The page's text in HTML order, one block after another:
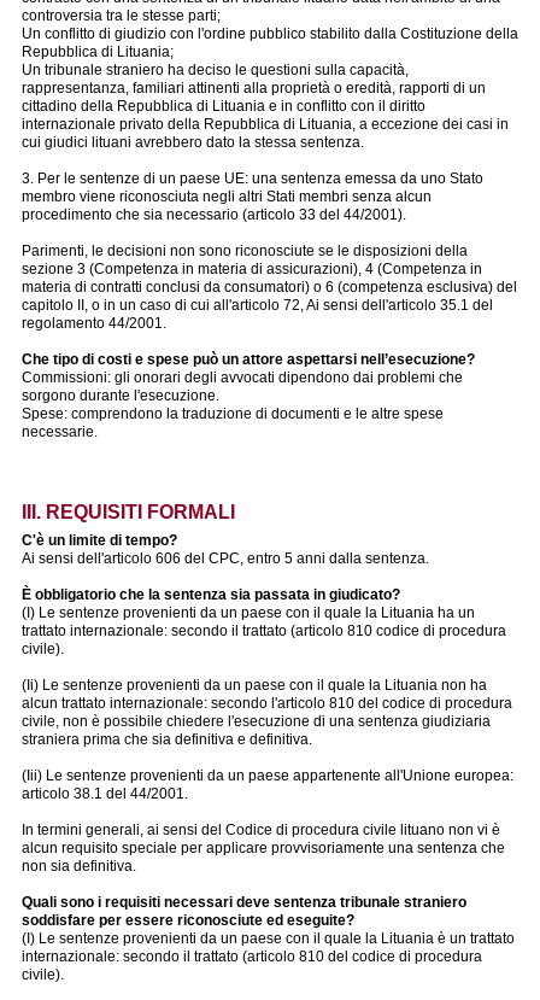
controversia tra le stesse parti;
Un conflitto di giudizio con l'ordine pubblico stabilito dalla Costituzione della
Repubblica di Lituania;
Un tribunale straniero ha deciso le questioni sulla capacità,
rappresentanza, familiari attinenti alla proprietà o eredità, rapporti di un
cittadino della Repubblica di Lituania e in conflitto con il diritto
internazionale privato della Repubblica di Lituania, a eccezione dei casi in
cui giudici lituani avrebbero dato la stessa sentenza.
3. Per le sentenze di un paese UE: una sentenza emessa da uno Stato
membro viene riconosciuta negli altri Stati membri senza alcun
procedimento che sia necessario (articolo 33 del 44/2001).
Parimenti, le decisioni non sono riconosciute se le disposizioni della
sezione 3 (Competenza in materia di assicurazioni), 4 (Competenza in
materia di contratti conclusi da consumatori) o 6 (competenza esclusiva) del
capitolo II, o in un caso di cui all'articolo 72, Ai sensi dell'articolo 35.1 del
regolamento 44/2001.
Che tipo di costi e spese può un attore aspettarsi nell’esecuzione?
Commissioni: gli onorari degli avvocati dipendono dai problemi che
sorgono durante l'esecuzione.
Spese: comprendono la traduzione di documenti e le altre spese
necessarie.
III. REQUISITI FORMALI
C'è un limite di tempo?
Ai sensi dell'articolo 606 del CPC, entro 5 anni dalla sentenza.
È obbligatorio che la sentenza sia passata in giudicato?
(I) Le sentenze provenienti da un paese con il quale la Lituania ha un
trattato internazionale: secondo il trattato (articolo 810 codice di procedura
civile).
(Ii) Le sentenze provenienti da un paese con il quale la Lituania non ha
alcun trattato internazionale: secondo l'articolo 810 del codice di procedura
civile, non è possibile chiedere l'esecuzione di una sentenza giudiziaria
straniera prima che sia definitiva e definitiva.
(Iii) Le sentenze provenienti da un paese appartenente all'Unione europea:
articolo 38.1 del 44/2001.
In termini generali, ai sensi del Codice di procedura civile lituano non vi è
alcun requisito speciale per applicare provvisoriamente una sentenza che
non sia definitiva.
Quali sono i requisiti necessari deve sentenza tribunale straniero
soddisfare per essere riconosciute ed eseguite?
(I) Le sentenze provenienti da un paese con il quale la Lituania è un trattato
internazionale: secondo il trattato (articolo 810 del codice di procedura
civile).